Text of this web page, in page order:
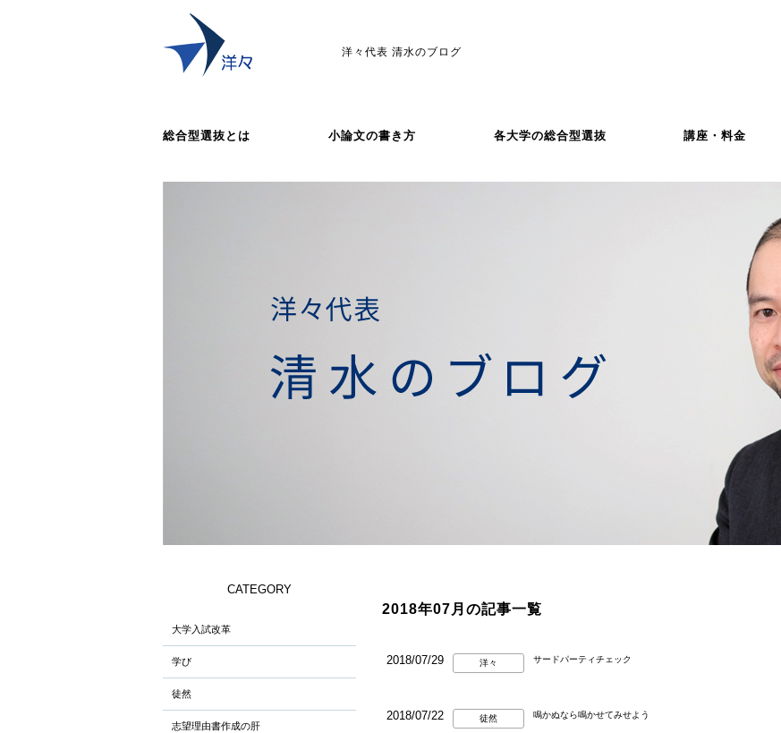
洋々代表 清水のブログ
総合型選抜とは 小論文の書き方 各大学の総合型選抜 講座・料金
2018年07月の記事一覧
2018/07/29 洋々 サードパーティチェック
2018/07/22 徒然 鳴かぬなら鳴かせてみせよう
CATEGORY
大学入試改革
学び
徒然
志望理由書作成の肝